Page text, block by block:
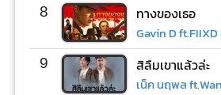
8 ทางของเธอ
9 สิลืมเขาแล้วล่ะ
เน็ค นฤพล